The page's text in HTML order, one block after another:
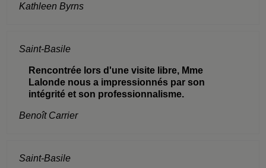
Kathleen Byrns
Saint-Basile
Rencontrée lors d'une visite libre, Mme
Lalonde nous a impressionnés par son
intégrité et son professionnalisme.
Benoît Carrier
Saint-Basile